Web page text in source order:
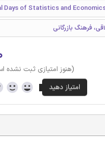
فرهنگ بازرگانی
(هنوز امتیازی ثبت نشده